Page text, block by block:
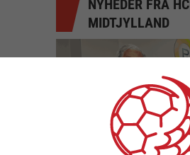
NYHEDER FRA HC
MIDTJYLLAND